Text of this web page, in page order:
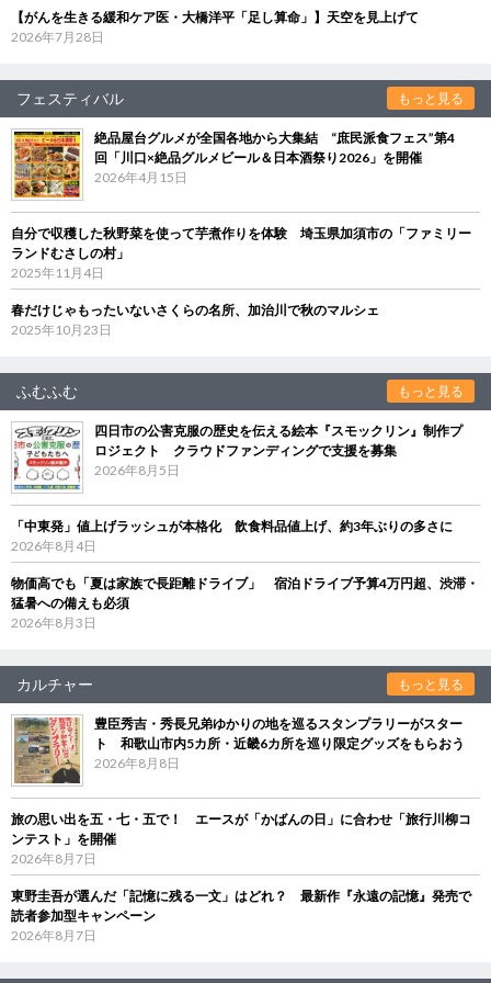
【がんを生きる緩和ケア医・大橋洋平「足し算命」】天空を見上げて
2026年7月28日
フェスティバル もっと見る
絶品屋台グルメが全国各地から大集結 “庶民派食フェス”第4
回「川口×絶品グルメビール＆日本酒祭り2026」を開催
2026年4月15日
自分で収穫した秋野菜を使って芋煮作りを体験 埼玉県加須市の「ファミリー
ランドむさしの村」
2025年11月4日
春だけじゃもったいないさくらの名所、加治川で秋のマルシェ
2025年10月23日
ふむふむ もっと見る
四日市の公害克服の歴史を伝える絵本『スモックリン』制作プ
ロジェクト クラウドファンディングで支援を募集
2026年8月5日
「中東発」値上げラッシュが本格化 飲食料品値上げ、約3年ぶりの多さに
2026年8月4日
物価高でも「夏は家族で長距離ドライブ」 宿泊ドライブ予算4万円超、渋滞・
猛暑への備えも必須
2026年8月3日
カルチャー もっと見る
豊臣秀吉・秀長兄弟ゆかりの地を巡るスタンプラリーがスター
ト 和歌山市内5カ所・近畿6カ所を巡り限定グッズをもらおう
2026年8月8日
旅の思い出を五・七・五で！ エースが「かばんの日」に合わせ「旅行川柳コ
ンテスト」を開催
2026年8月7日
東野圭吾が選んだ「記憶に残る一文」はどれ？ 最新作『永遠の記憶』発売で
読者参加型キャンペーン
2026年8月7日